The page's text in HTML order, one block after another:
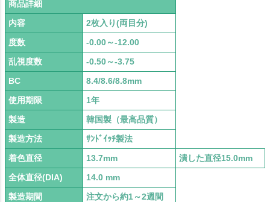
商品詳細
内容
2枚入り(両目分)
度数
-0.00～-12.00
乱視度数
-0.50～-3.75
BC
8.4/8.6/8.8mm
使用期限
1年
製造
韓国製（最高品質）
製造方法
ｻﾝﾄﾞｲｯﾁ製法
着色直径
13.7mm
潰した直径15.0mm
全体直径(DIA)
14.0 mm
製造期間
注文から約1～2週間